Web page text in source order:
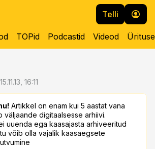
Telli
TOPid Podcastid Videod
15.11.13, 16:11
Artikkel on enam kui 5 aastat vana
väljaande digitaalsesse arhiivi.
uuenda ega kaasajasta arhiveeritud
võib olla vajalik kaasaegsete